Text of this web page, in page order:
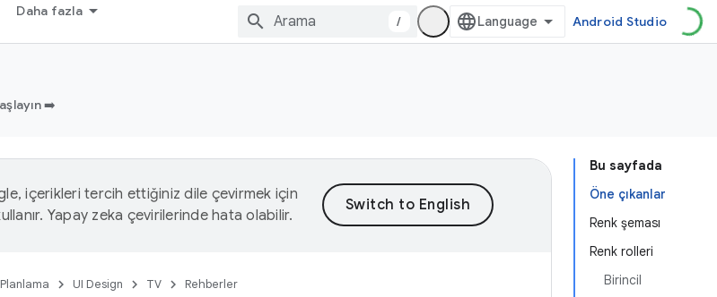
Daha fazla
/ Android Studio
➡️
Bu sayfada
Öne çıkanlar
Renk şeması
Renk rolleri
Birincil
içerikleri tercih ettiğiniz dile çevirmek için
Yapay zeka çevirilerinde hata olabilir.
UI Design TV Rehberler